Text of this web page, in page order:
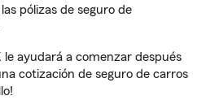
pólizas de seguro de
ayudará a comenzar después
cotización de seguro de carros